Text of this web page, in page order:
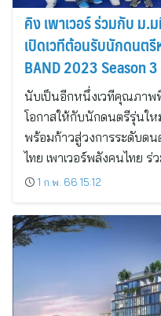
คิง เพาเวอร์ ร่วมกับ ม.
เปิดเวทีต้อนรับนักดนตรี
BAND 2023 Season 3
นับเป็นอีกหนึ่งเวทีคุณภาพ
โอกาสให้กับนักดนตรีรุ่นให
พร้อมก้าวสู่วงการระดับดน
ไทย เพาเวอร์พลังคนไทย ร่
1 ก.พ. 66 15:12